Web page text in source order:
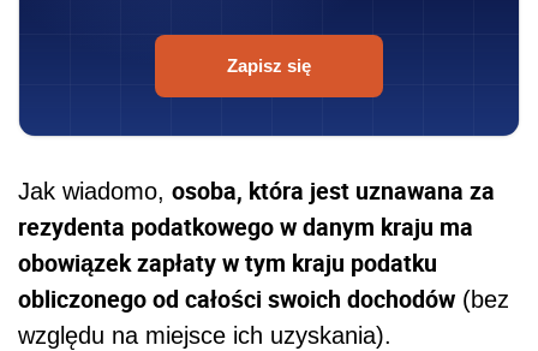
Zapisz się
Jak wiadomo, osoba, która jest uznawana za
rezydenta podatkowego w danym kraju ma
obowiązek zapłaty w tym kraju podatku
obliczonego od całości swoich dochodów (bez
względu na miejsce ich uzyskania).